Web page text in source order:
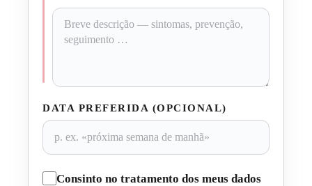
DATA PREFERIDA (OPCIONAL)
Consinto no tratamento dos meus dados